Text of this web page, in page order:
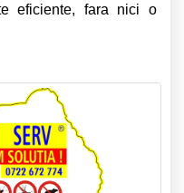
eficiente, fara nici o